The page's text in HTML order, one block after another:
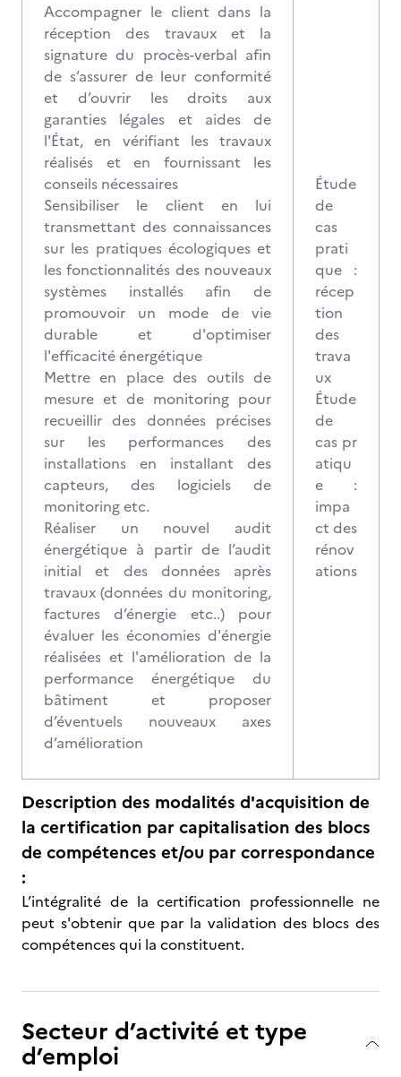
Accompagner le client dans la
réception des travaux et la
signature du procès-verbal afin
de s’assurer de leur conformité
et d’ouvrir les droits aux
garanties légales et aides de
l'État, en vérifiant les travaux
réalisés et en fournissant les
conseils nécessaires
Sensibiliser le client en lui
transmettant des connaissances
sur les pratiques écologiques et
les fonctionnalités des nouveaux
systèmes installés afin de
promouvoir un mode de vie
durable et d'optimiser
l'efficacité énergétique
Mettre en place des outils de
mesure et de monitoring pour
recueillir des données précises
sur les performances des
installations en installant des
capteurs, des logiciels de
monitoring etc.
Réaliser un nouvel audit
énergétique à partir de l’audit
initial et des données après
travaux (données du monitoring,
factures d’énergie etc..) pour
évaluer les économies d'énergie
réalisées et l'amélioration de la
performance énergétique du
bâtiment et proposer
d’éventuels nouveaux axes
d’amélioration
Étude
de
cas
prati
que :
récep
tion
des
trava
ux
Étude
de
cas pr
atiqu
e :
impa
ct des
rénov
ations
Description des modalités d'acquisition de
la certification par capitalisation des blocs
de compétences et/ou par correspondance
:
L’intégralité de la certification professionnelle ne
peut s'obtenir que par la validation des blocs des
compétences qui la constituent.
Secteur d’activité et type
d’emploi